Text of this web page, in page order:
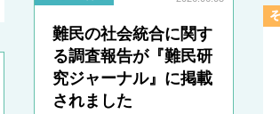
難民の社会統合に関す
る調査報告が『難民研
究ジャーナル』に掲載
されました